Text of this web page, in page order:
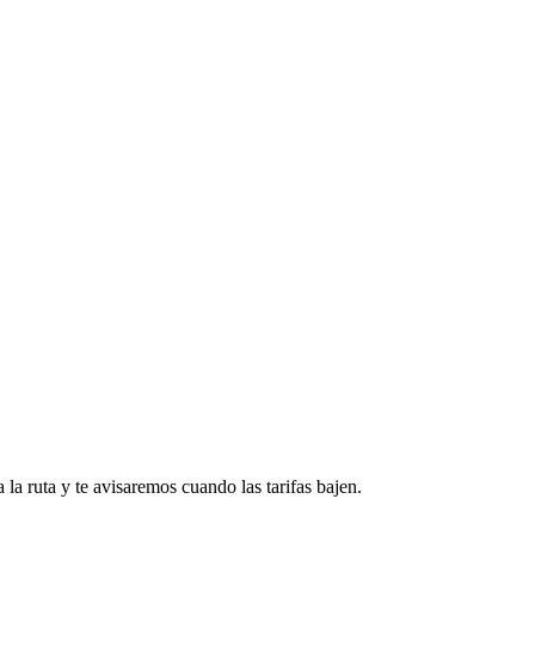
ruta y te avisaremos cuando las tarifas bajen.